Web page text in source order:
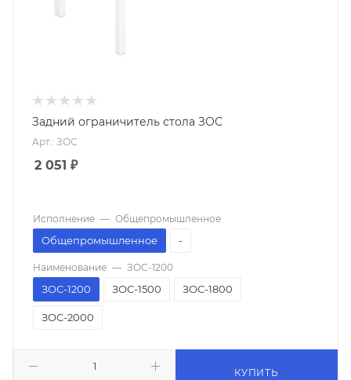
Задний ограничитель стола ЗОС
Арт.: ЗОС
2 051 ₽
КУПИТЬ
Исполнение — Общепромышленное
Общепромышленное -
Наименование — ЗОС-1200
ЗОС-1200 ЗОС-1500 ЗОС-1800
ЗОС-2000